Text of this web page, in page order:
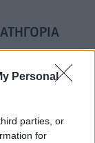
Personal
parties, or
for